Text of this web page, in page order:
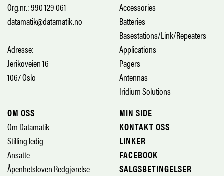
Org.nr.: 990 129 061
datamatik@datamatik.no
Adresse:
Jerikoveien 16
1067 Oslo
Accessories
Batteries
Basestations/Link/Repeaters
Applications
Pagers
Antennas
Iridium Solutions
OM OSS
Om Datamatik
Stilling ledig
Ansatte
Åpenhetsloven Redgjørelse
MIN SIDE
KONTAKT OSS
LINKER
FACEBOOK
SALGSBETINGELSER